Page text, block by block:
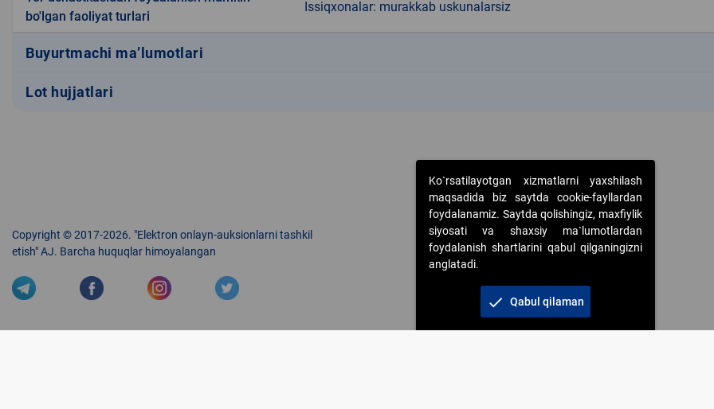
bo'lgan faoliyat turlari
Issiqxonalar: murakkab uskunalarsiz
Buyurtmachi ma’lumotlari
Lot hujjatlari
Copyright © 2017-2026. "Elektron onlayn-auksionlarni tashkil
etish" AJ. Barcha huquqlar himoyalangan
Ko`rsatilayotgan xizmatlarni yaxshilash
maqsadida biz saytda cookie-fayllardan
foydalanamiz. Saytda qolishingiz, maxfiylik
siyosati va shaxsiy ma`lumotlardan
foydalanish shartlarini qabul qilganingizni
anglatadi.
check Qabul qilaman